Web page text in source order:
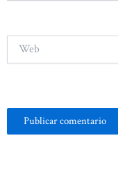
Web